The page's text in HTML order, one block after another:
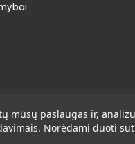
mūsų paslaugas ir,
Norėdami duoti